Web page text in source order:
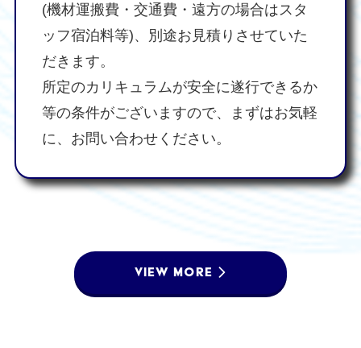
(機材運搬費・交通費・遠方の場合はスタ
ッフ宿泊料等)、別途お見積りさせていた
だきます。
所定のカリキュラムが安全に遂行できるか
等の条件がございますので、まずはお気軽
に、お問い合わせください。
VIEW MORE